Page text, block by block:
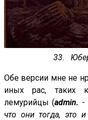
33.
Обе версии мне не
иных рас, таких
лемурийцы (admin. -
что они тогда, это